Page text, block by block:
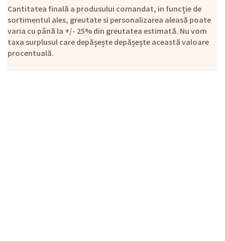
Cantitatea finală a produsului comandat, in funcție de
sortimentul ales, greutate si personalizarea aleasă poate
varia cu până la +/- 25% din greutatea estimată. Nu vom
taxa surplusul care depășește depășește această valoare
procentuală.